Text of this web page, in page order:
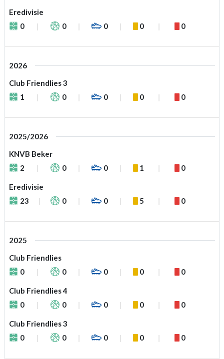
Eredivisie
0
0 0 0 0
2026
Club Friendlies 3
1
0 0 0 0
2025/2026
KNVB Beker
2
0 0 1 0
Eredivisie
23
0 0 5 0
2025
Club Friendlies
0
0 0 0 0
Club Friendlies 4
0
0 0 0 0
Club Friendlies 3
0
0 0 0 0